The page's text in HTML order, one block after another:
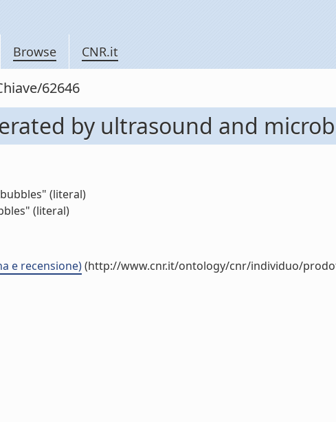
Browse CNR.it
62646
by ultrasound and
(literal)
(literal)
e recensione)(http://www.cnr.it/ontology/cnr/individuo/